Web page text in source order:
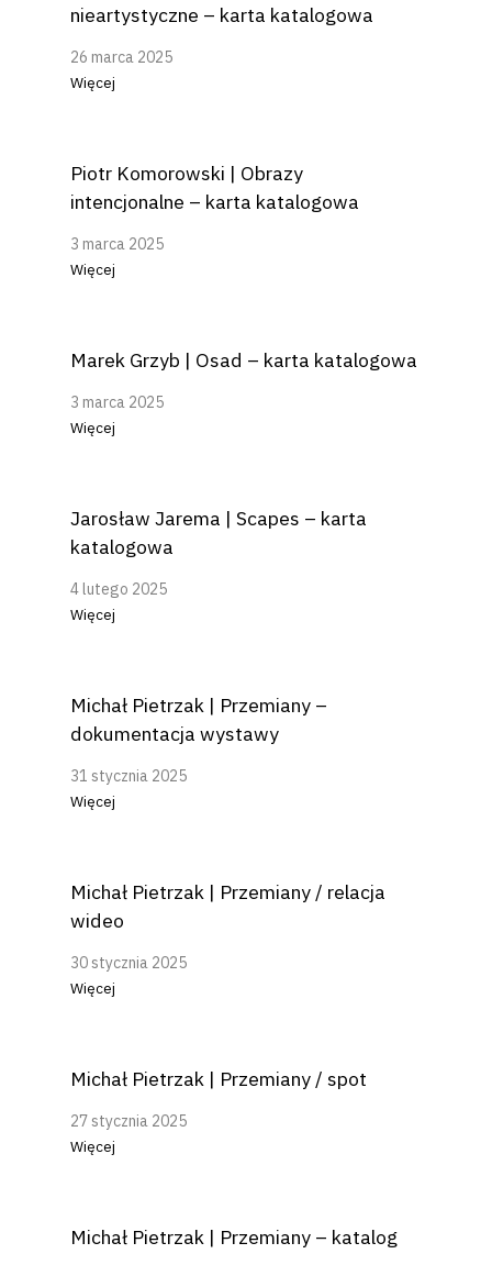
nieartystyczne – karta katalogowa
26 marca 2025
Więcej
Piotr Komorowski | Obrazy
intencjonalne – karta katalogowa
3 marca 2025
Więcej
Marek Grzyb | Osad – karta katalogowa
3 marca 2025
Więcej
Jarosław Jarema | Scapes – karta
katalogowa
4 lutego 2025
Więcej
Michał Pietrzak | Przemiany –
dokumentacja wystawy
31 stycznia 2025
Więcej
Michał Pietrzak | Przemiany / relacja
wideo
30 stycznia 2025
Więcej
Michał Pietrzak | Przemiany / spot
27 stycznia 2025
Więcej
Michał Pietrzak | Przemiany – katalog